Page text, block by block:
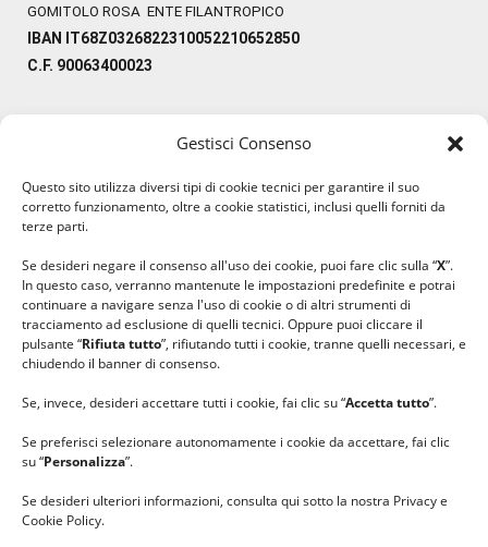
Gestisci Consenso
Questo sito utilizza diversi tipi di cookie tecnici per garantire il suo
corretto funzionamento, oltre a cookie statistici, inclusi quelli forniti da
terze parti.
Se desideri negare il consenso all'uso dei cookie, puoi fare clic sulla “X”.
In questo caso, verranno mantenute le impostazioni predefinite e potrai
continuare a navigare senza l'uso di cookie o di altri strumenti di
tracciamento ad esclusione di quelli tecnici. Oppure puoi cliccare il
pulsante “Rifiuta tutto”, rifiutando tutti i cookie, tranne quelli necessari, e
chiudendo il banner di consenso.
Se, invece, desideri accettare tutti i cookie, fai clic su “Accetta tutto”.
Se preferisci selezionare autonomamente i cookie da accettare, fai clic
su “Personalizza”.
Se desideri ulteriori informazioni, consulta qui sotto la nostra Privacy e
Cookie Policy.
GOMITOLO ROSA ENTE FILANTROPICO
IBAN IT68Z0326822310052210652850
C.F. 90063400023
#lanaterapia
#ilcaloredellempatia